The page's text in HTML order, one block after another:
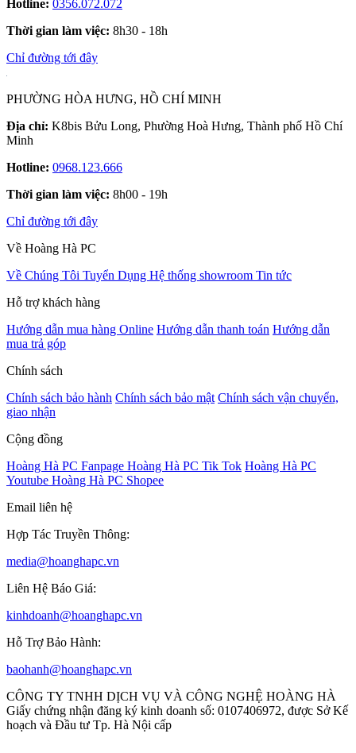
Hotline: 0356.072.072
Thời gian làm việc: 8h30 - 18h
Chỉ đường tới đây
PHƯỜNG HÒA HƯNG, HỒ CHÍ MINH
Địa chỉ: K8bis Bửu Long, Phường Hoà Hưng, Thành phố Hồ Chí
Minh
Hotline: 0968.123.666
Thời gian làm việc: 8h00 - 19h
Chỉ đường tới đây
Về Hoàng Hà PC
Về Chúng Tôi Tuyển Dụng Hệ thống showroom Tin tức
Hỗ trợ khách hàng
Hướng dẫn mua hàng Online Hướng dẫn thanh toán Hướng dẫn
mua trả góp
Chính sách
Chính sách bảo hành Chính sách bảo mật Chính sách vận chuyển,
giao nhận
Cộng đồng
Hoàng Hà PC Fanpage Hoàng Hà PC Tik Tok Hoàng Hà PC
Youtube Hoàng Hà PC Shopee
Email liên hệ
Hợp Tác Truyền Thông:
media@hoanghapc.vn
Liên Hệ Báo Giá:
kinhdoanh@hoanghapc.vn
Hỗ Trợ Bảo Hành:
baohanh@hoanghapc.vn
CÔNG TY TNHH DỊCH VỤ VÀ CÔNG NGHỆ HOÀNG HÀ
Giấy chứng nhận đăng ký kinh doanh số: 0107406972, được Sở Kế
hoạch và Đầu tư Tp. Hà Nội cấp